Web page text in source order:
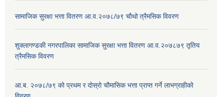
सामाजिक सुरक्षा भत्ता वितरण आ.व.२०७८/७९ चौथो त्रैमसिक विवरण
शुक्लागण्डकी नगरपालिका सामाजिक सुरक्षा भत्ता वितरण आ.व.२०७८७९ तृतिय
त्रैमसिक विवरण
आ.ब. २०७८/७९ को प्रथम र दोस्रो चौमासिक भत्ता प्राप्त गर्ने लाभग्राहीको